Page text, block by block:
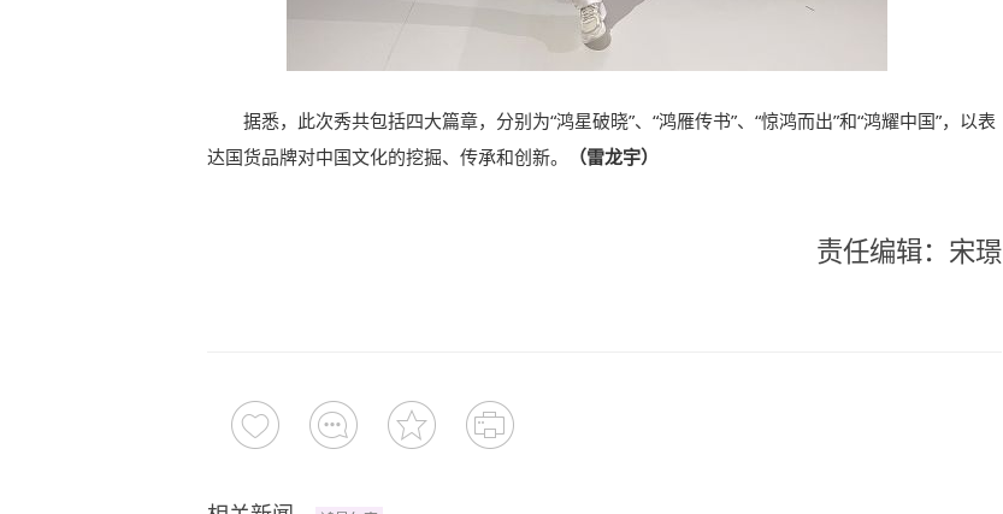
据悉，此次秀共包括四大篇章，分别为“鸿星破晓”、“鸿雁传书”、“惊鸿而出”和“鸿耀中国”，以表
达国货品牌对中国文化的挖掘、传承和创新。
（雷龙宇）
责任编辑：宋璟